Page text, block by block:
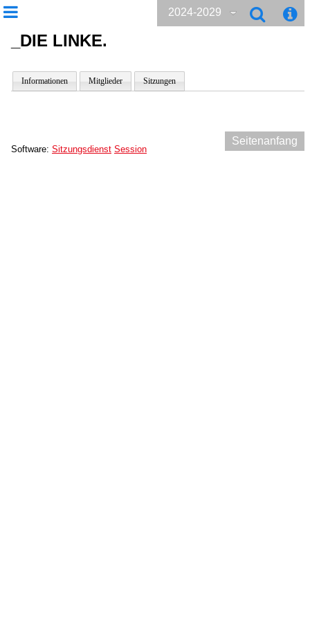
2024-2029
_DIE LINKE.
Informationen Mitglieder Sitzungen
Seitenanfang
Software: Sitzungsdienst Session